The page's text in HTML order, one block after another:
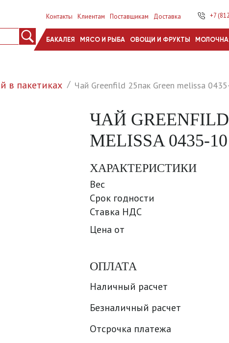
Контакты Клиентам Поставщикам Доставка +7
БАКАЛЕЯ МЯСО И РЫБА ОВОЩИ И ФРУКТЫ
в пакетиках Чай Greenfild 25пак Green melissa
ЧАЙ
MELISSA 0435-
ХАРАКТЕРИСТИКИ
Вес
Срок годности
Ставка НДС
Цена от
ОПЛАТА
Наличный расчет
Безналичный расчет
Отсрочка платежа